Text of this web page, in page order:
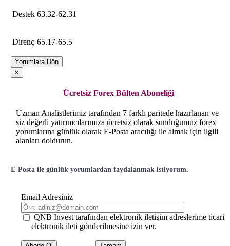
Destek 63.32-62.31
Direnç 65.17-65.5
Yorumlara Dön
×
Ücretsiz Forex Bülten Aboneliği
Uzman Analistlerimiz tarafından 7 farklı paritede hazırlanan ve
siz değerli yatırımcılarımıza ücretsiz olarak sunduğumuz forex
yorumlarına günlük olarak E-Posta aracılığı ile almak için ilgili
alanları doldurun.
E-Posta ile günlük yorumlardan faydalanmak istiyorum.
Email Adresiniz
QNB Invest tarafından elektronik iletişim adreslerime ticari
elektronik ileti gönderilmesine izin ver.